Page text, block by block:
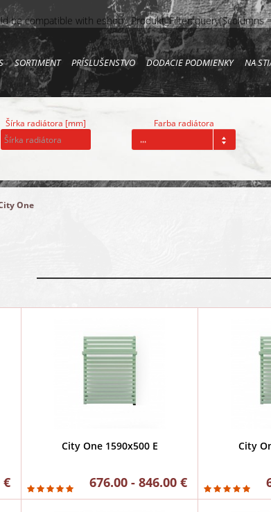
be compatible with
SORTIMENT PRÍSLUŠENSTVO DODACIE PODMIENKY NA
Šírka radiátora [mm]
Farba radiátora
...
One
€
City One 1590x500 E
676.00 - 846.00 €
City